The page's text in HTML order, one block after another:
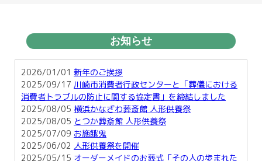
お知らせ
2026/01/01 新年のご挨拶
2025/09/17 川崎市消費者行政センターと「葬儀における
消費者トラブルの防止に関する協定書」を締結しました
2025/08/05 横浜かなざわ葬斎館 人形供養祭
2025/08/05 とつか葬斎館 人形供養祭
2025/07/09 お施餓鬼
2025/06/02 人形供養祭を開催
2025/05/15 オーダーメイドのお葬式「その人の歩まれた